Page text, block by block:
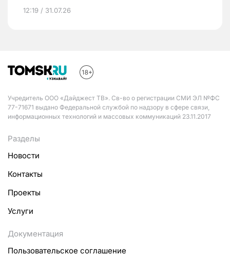
12:19 / 31.07.26
Учредитель ООО «Дайджест ТВ». Св-во о регистрации СМИ ЭЛ №ФС
77-71671 выдано Федеральной службой по надзору в сфере связи,
информационных технологий и массовых коммуникаций 23.11.2017
Разделы
Новости
Контакты
Проекты
Услуги
Документация
Пользовательское соглашение